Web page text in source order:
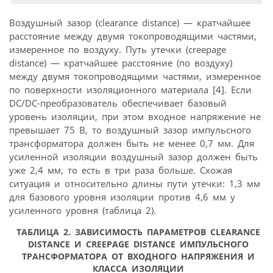
Воздушный зазор (сlearance distance) — кратчайшее
расстояние между двумя токопроводящими частями,
измеренное по воздуху. Путь утечки (сreepage
distance) — кратчайшее расстояние (по воздуху)
между двумя токопроводящими частями, измеренное
по поверхности изоляционного материала [4]. Если
DC/DC-преобразователь обеспечивает базовый
уровень изоляции, при этом входное напряжение не
превышает 75 В, то воздушный зазор импульсного
трансформатора должен быть не менее 0,7 мм. Для
усиленной изоляции воздушный зазор должен быть
уже 2,4 мм, то есть в три раза больше. Схожая
ситуация и относительно длины пути утечки: 1,3 мм
для базового уровня изоляции против 4,6 мм у
усиленного уровня (таблица 2).
ТАБЛИЦА 2. ЗАВИСИМОСТЬ ПАРАМЕТРОВ СLEARANCE
DISTANCE И СREEPAGE DISTANCE ИМПУЛЬСНОГО
ТРАНСФОРМАТОРА ОТ ВХОДНОГО НАПРЯЖЕНИЯ И
КЛАССА ИЗОЛЯЦИИ